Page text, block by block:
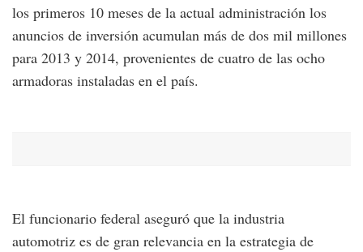
los primeros 10 meses de la actual administración los
anuncios de inversión acumulan más de dos mil millones
para 2013 y 2014, provenientes de cuatro de las ocho
armadoras instaladas en el país.
El funcionario federal aseguró que la industria
automotriz es de gran relevancia en la estrategia de